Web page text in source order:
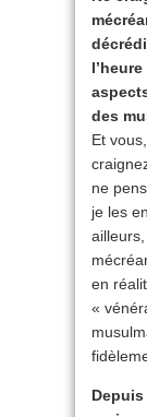
des
Et
ne
je les
ailleurs,
en
«